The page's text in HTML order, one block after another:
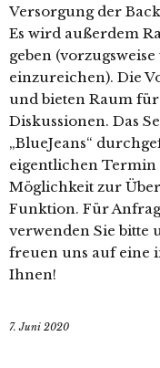
Versorgung der
Es wird außerdem
geben
einzureichen). Die
und bieten Raum
Diskussionen. Das
„BlueJeans“
eigentlichen
Möglichkeit zur
Funktion. Für
verwenden Sie
freuen uns auf eine
Ihnen!
7. Juni 2020